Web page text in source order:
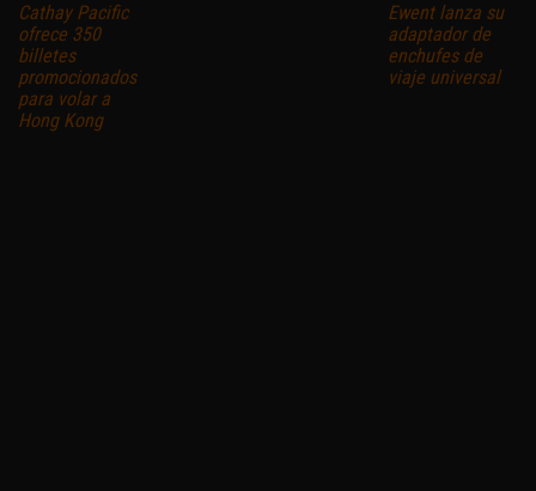
Cathay Pacific
ofrece 350
billetes
promocionados
para volar a
Hong Kong
Ewent lanza su
adaptador de
enchufes de
viaje universal